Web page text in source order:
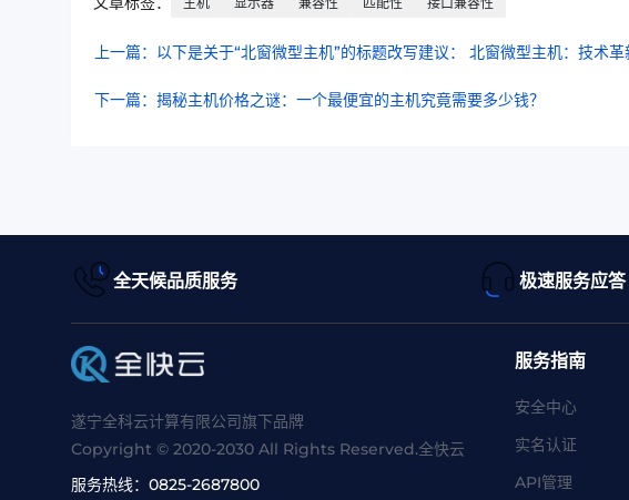
上一篇：以下是关于“北窗微型主机”的标题改写建议： 北窗微型主机：技术革
下一篇：揭秘主机价格之谜：一个最便宜的主机究竟需要多少钱？
全天候品质服务 极速服务应答
遂宁全科云计算有限公司旗下品牌
Copyright © 2020-2030 All Rights Reserved.全快云
服务热线： 0825-2687800
服务指南
安全中心
实名认证
API管理